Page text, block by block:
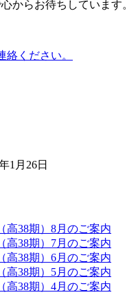
からお待ちしています。
絡ください。
1月26日
高38期）8月のご案内
高38期）7月のご案内
高38期）6月のご案内
高38期）5月のご案内
高38期）4月のご案内